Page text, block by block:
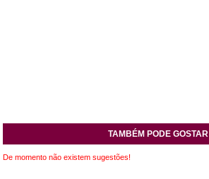
TAMBÉM PODE GOSTAR
De momento não existem sugestões!